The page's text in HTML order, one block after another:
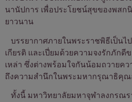
นานัปการ เพื่อประโยชน์สุขของพสก
ยาวนาน
บรรยากาศภายในพระราชพิธีเป็นไ
เกียรติ และเปี่ยมด้วยความจงรักภักดี
เหล่า ซึ่งต่างพร้อมใจกันน้อมถวายค
ถึงความสำนึกในพระมหากรุณาธิคุณ
ทั้งนี้ มหาวิทยาลัยมหาจุฬาลงกรณร